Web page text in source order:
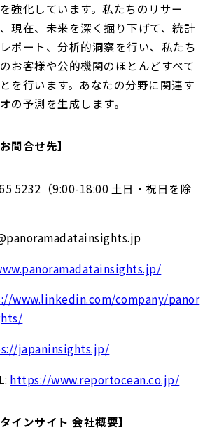
強化しています。私たちのリサー
現在、未来を深く掘り下げて、統計
ポート、分析的洞察を行い、私たち
お客様や公的機関のほとんどすべて
を行います。あなたの分野に関連す
の予測を生成します。
問合せ先】
5232（9:00-18:00 土日・祝日を除
www.linkedin.com/company/panor
japaninsights.jp/
: https://www.reportocean.co.jp/
インサイト 会社概要】